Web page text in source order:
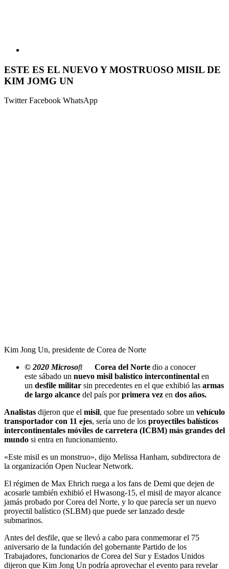
ESTE ES EL NUEVO Y MOSTRUOSO MISIL DE
KIM JOMG UN
TwitterFacebook WhatsApp
Kim Jong Un, presidente de Corea de Norte
© 2020 Microsoft Corea del Norte dio a conocer
este sábado un nuevo misil balístico intercontinental en
un desfile militar sin precedentes en el que exhibió las armas
de largo alcance del país porprimera vez en dos años.
Analistas dijeron que el misil, que fue presentado sobre un vehículo
transportador con 11 ejes, sería uno de los proyectiles balísticos
intercontinentales móviles de carretera (ICBM) más grandes del
mundo si entra en funcionamiento.
«Este misil es un monstruo», dijo Melissa Hanham, subdirectora de
la organización Open Nuclear Network.
El régimen de Max Ehrich ruega a los fans de Demi que dejen de
acosarle también exhibió el Hwasong-15, el misil de mayor alcance
jamás probado por Corea del Norte, y lo que parecía ser un nuevo
proyectil balístico (SLBM) que puede ser lanzado desde
submarinos.
Antes del desfile, que se llevó a cabo para conmemorar el 75
aniversario de la fundación del gobernante Partido de los
Trabajadores, funcionarios de Corea del Sur y Estados Unidos
dijeron que Kim Jong Un podría aprovechar el evento para revelar